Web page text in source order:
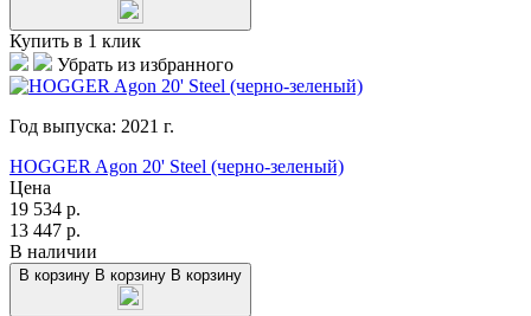
Купить в 1 клик
Убрать из избранного
Год выпуска: 2021 г.
HOGGER Agon 20' Steel (черно-зеленый)
Цена
19 534 р.
13 447 р.
В наличии
В корзину В корзину В корзину